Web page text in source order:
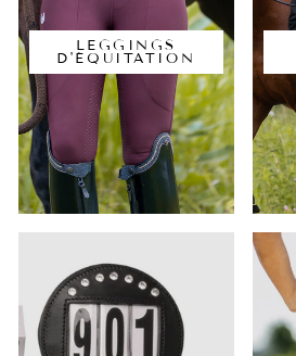
LEGGINGS
D'ÉQUITATION